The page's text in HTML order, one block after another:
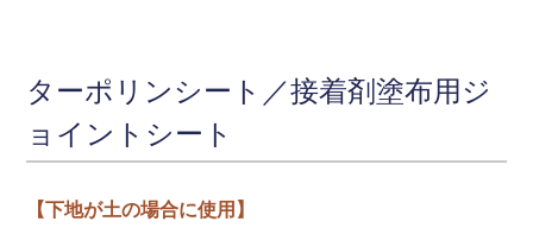
ターポリンシート／接着剤塗布用ジ
ョイントシート
【下地が土の場合に使用】